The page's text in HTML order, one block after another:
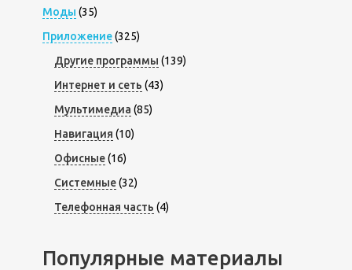
Моды (35)
Приложение(325)
Другие программы (139)
Интернет и сеть (43)
Мультимедиа (85)
Навигация (10)
Офисные(16)
Системные(32)
Телефонная часть (4)
Популярные материалы